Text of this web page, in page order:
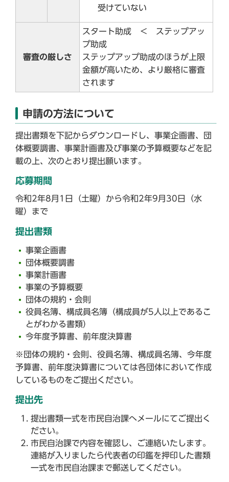
受けていない
審査の厳しさ
スタート助成 ＜ ステップアッ
プ助成
ステップアップ助成のほうが上限
金額が高いため、より厳格に審査
されます
申請の方法について
提出書類を下記からダウンロードし、事業企画書、団
体概要調書、事業計画書及び事業の予算概要などを記
載の上、次のとおり提出願います。
応募期間
令和2年8月1日（土曜）から令和2年9月30日（水
曜）まで
提出書類
事業企画書
団体概要調書
事業計画書
事業の予算概要
団体の規約・会則
役員名簿、構成員名簿（構成員が5人以上であるこ
とがわかる書類）
今年度予算書、前年度決算書
※団体の規約・会則、役員名簿、構成員名簿、今年度
予算書、前年度決算書については各団体において作成
しているものをご提出ください。
提出先
提出書類一式を市民自治課へメールにてご提出く
ださい。
市民自治課で内容を確認し、ご連絡いたします。
連絡が入りましたら代表者の印鑑を押印した書類
一式を市民自治課まで郵送してください。